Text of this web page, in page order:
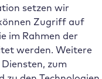
setzen wir
Zugriff auf
im Rahmen der
werden. Weitere
zum